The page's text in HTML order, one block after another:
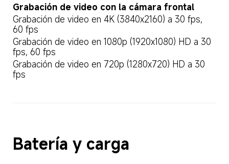
Grabación de video con la cámara frontal
Grabación de video en 4K (3840x2160) a 30 fps,
60 fps
Grabación de video en 1080p (1920x1080) HD a 30
fps, 60 fps
Grabación de video en 720p (1280x720) HD a 30
fps
Batería y carga